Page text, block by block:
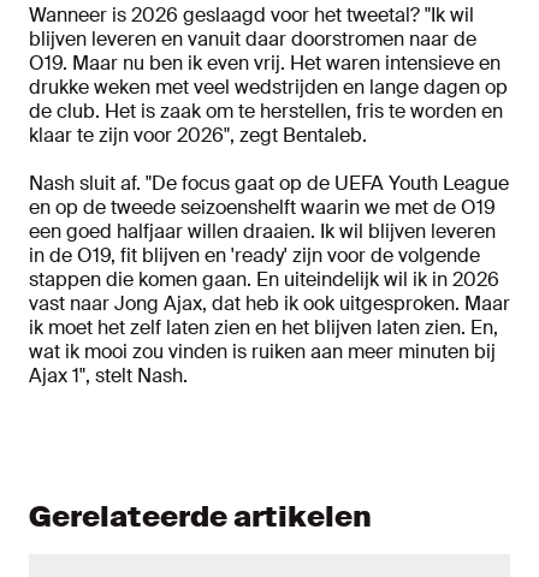
Wanneer is 2026 geslaagd voor het tweetal? "Ik wil
blijven leveren en vanuit daar doorstromen naar de
O19. Maar nu ben ik even vrij. Het waren intensieve en
drukke weken met veel wedstrijden en lange dagen op
de club. Het is zaak om te herstellen, fris te worden en
klaar te zijn voor 2026", zegt Bentaleb.
Nash sluit af. "De focus gaat op de UEFA Youth League
en op de tweede seizoenshelft waarin we met de O19
een goed halfjaar willen draaien. Ik wil blijven leveren
in de O19, fit blijven en 'ready' zijn voor de volgende
stappen die komen gaan. En uiteindelijk wil ik in 2026
vast naar Jong Ajax, dat heb ik ook uitgesproken. Maar
ik moet het zelf laten zien en het blijven laten zien. En,
wat ik mooi zou vinden is ruiken aan meer minuten bij
Ajax 1", stelt Nash.
Gerelateerde artikelen